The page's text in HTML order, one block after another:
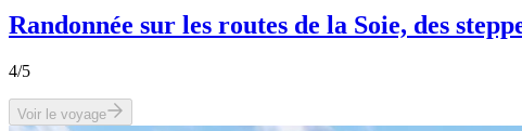
Randonnée sur les routes de la Soie, des
4/5
Voir le voyage